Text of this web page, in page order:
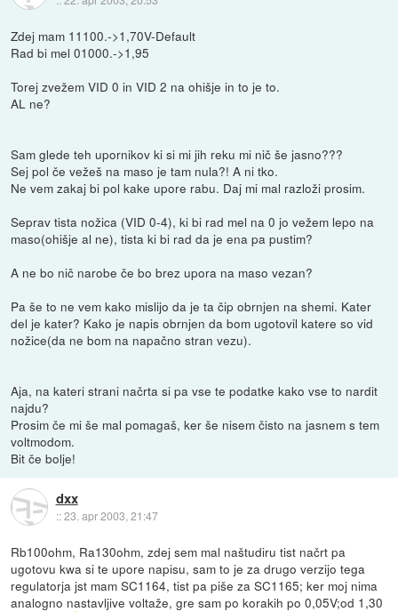
Zdej mam 11100.->1,70V-Default
Rad bi mel 01000.->1,95
Torej zvežem VID 0 in VID 2 na ohišje in to je to.
AL ne?
Sam glede teh upornikov ki si mi jih reku mi nič še jasno???
Sej pol če vežeš na maso je tam nula?! A ni tko.
Ne vem zakaj bi pol kake upore rabu. Daj mi mal razloži prosim.
Seprav tista nožica (VID 0-4), ki bi rad mel na 0 jo vežem lepo na
maso(ohišje al ne), tista ki bi rad da je ena pa pustim?
A ne bo nič narobe če bo brez upora na maso vezan?
Pa še to ne vem kako mislijo da je ta čip obrnjen na shemi. Kater
del je kater? Kako je napis obrnjen da bom ugotovil katere so vid
nožice(da ne bom na napačno stran vezu).
Aja, na kateri strani načrta si pa vse te podatke kako vse to nardit
najdu?
Prosim če mi še mal pomagaš, ker še nisem čisto na jasnem s tem
voltmodom.
Bit če bolje!
dxx
::23. apr 2003, 21:47
Rb100ohm, Ra130ohm, zdej sem mal naštudiru tist načrt pa
ugotovu kwa si te upore napisu, sam to je za drugo verzijo tega
regulatorja jst mam SC1164, tist pa piše za SC1165; ker moj nima
analogno nastavljive voltaže, gre sam po korakih po 0,05V;od 1,30